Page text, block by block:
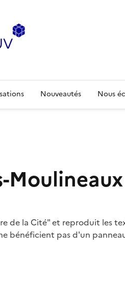
Nouveautés Nous
Moulineaux
de la Cité" et reproduit les
bénéficient pas d'un